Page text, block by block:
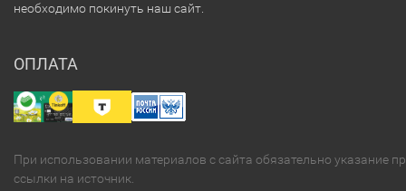
необходимо покинуть наш сайт.
ОПЛАТА
При использовании материалов с сайта обязательно указание
ссылки на источник.